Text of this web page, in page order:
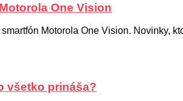
One Vision
Motorola One Vision. Novinky,
všetko prináša?